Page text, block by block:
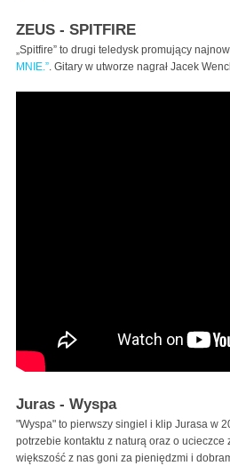
ZEUS - SPITFIRE
„Spitfire” to drugi teledysk promujący
MNIE.”. Gitary w utworze nagrał Jacek
Juras - Wyspa
"Wyspa" to pierwszy singiel i klip Jurasa w
potrzebie kontaktu z naturą oraz o ucieczce
większość z nas goni za pieniędzmi i